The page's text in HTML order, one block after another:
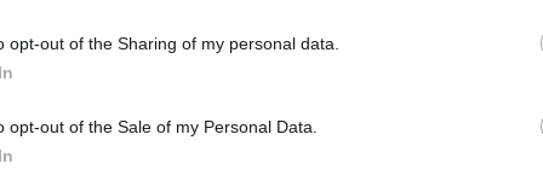
opt-out of the Sharing of my personal data.
opt-out of the Sale of my Personal Data.